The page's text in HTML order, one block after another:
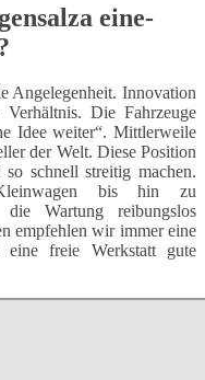
eine-
Angelegenheit. Innovation
Die Fahrzeuge
Idee weiter“. Mittlerweile
der Welt. Diese Position
schnell streitig machen.
bis hin zu
Wartung reibungslos
empfehlen wir immer eine
eine freie Werkstatt gute